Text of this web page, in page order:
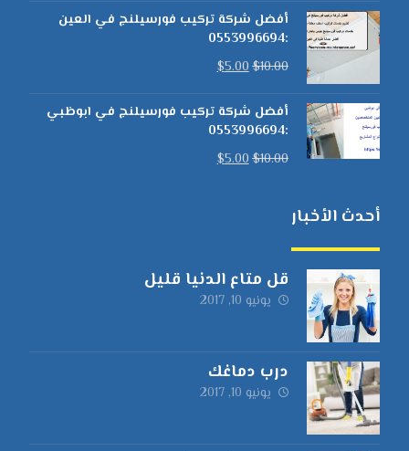
أفضل شركة تركيب فورسيلنج في العين
:0553996694
$10.00
$5.00
أفضل شركة تركيب فورسيلنج في ابوظبي
:0553996694
$10.00
$5.00
أحدث الأخبار
قل متاع الدنيا قليل
يونيو 10, 2017
درب دماغك
يونيو 10, 2017